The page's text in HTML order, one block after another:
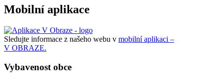
Mobilní aplikace
Sledujte informace z našeho webu v mobilní aplikaci –
V OBRAZE.
Vybavenost obce